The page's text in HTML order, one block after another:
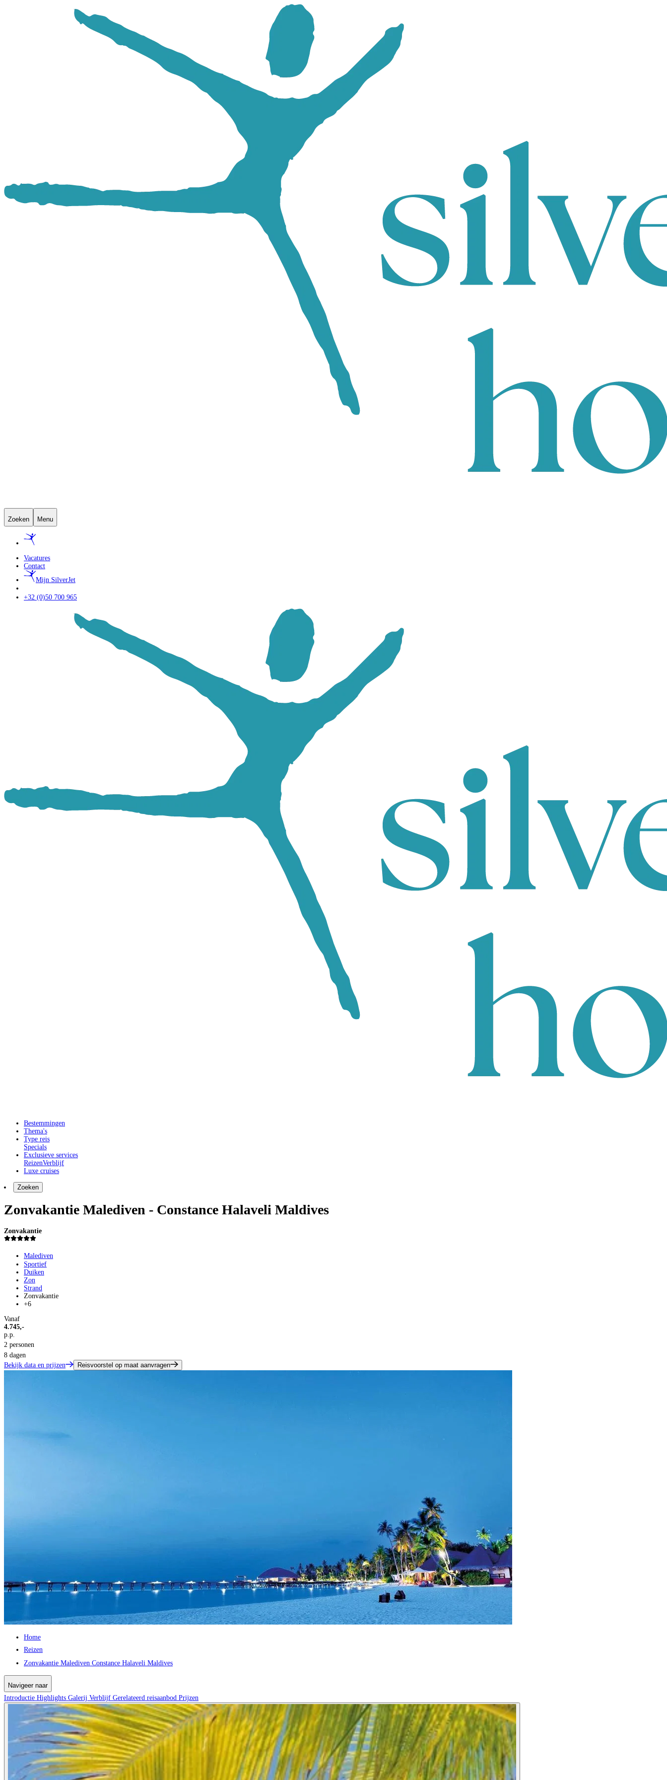
Zoeken Menu
Vacatures
Contact
Mijn SilverJet
+32 (0)50 700 965
Bestemmingen
Thema's
Type reis
Specials
Exclusieve services
ReizenVerblijf
Luxe cruises
Zoeken
Zonvakantie Malediven - Constance Halaveli Maldives
Zonvakantie
Malediven
Sportief
Duiken
Zon
Strand
Zonvakantie
+6
Vanaf
4.745,-
p.p.
2 personen
8 dagen
Bekijk data en prijzen
Reisvoorstel op maat aanvragen
Home
Reizen
Zonvakantie Malediven Constance Halaveli Maldives
Navigeer naar
Introductie Highlights Galerij Verblijf Gerelateerd reisaanbod Prijzen